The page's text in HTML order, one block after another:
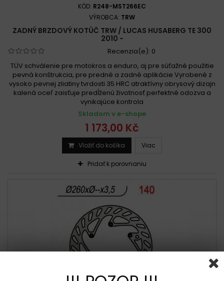
KÓD: R248-MST266EC
VÝROBCA: TRW
ZADNÝ BRZDOVÝ KOTÚČ TRW / LUCAS HUSABERG TE 300
2010 -
Recenzia(e): 0
TÜV schválenie pre motokros a enduro, aj pre súťažné použitie
pevná konštrukcia, pre predné a zadné aplikácie Vyrobené z
vysoko pevnej zliatiny tvrdosti 35 HRC atraktívny obrysový dizajn
kalená oceľ zaisťuje predĺženú životnosť perfektné odozva a
vynikajúce kontrola
Skladom v e-shope
1 173,00 Kč
Vložiť do košíka Viac
Pridať k porovnaniu